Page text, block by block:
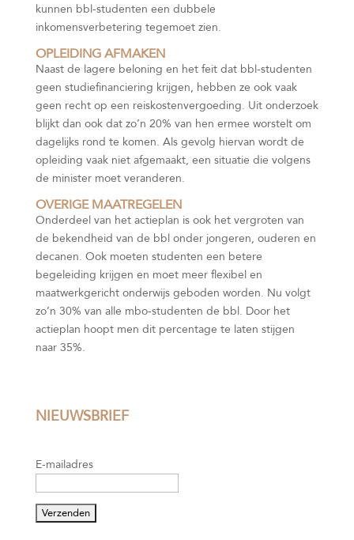
kunnen bbl-studenten een dubbele
inkomensverbetering tegemoet zien.
OPLEIDING AFMAKEN
Naast de lagere beloning en het feit dat bbl-studenten
geen studiefinanciering krijgen, hebben ze ook vaak
geen recht op een reiskostenvergoeding. Uit onderzoek
blijkt dan ook dat zo’n 20% van hen ermee worstelt om
dagelijks rond te komen. Als gevolg hiervan wordt de
opleiding vaak niet afgemaakt, een situatie die volgens
de minister moet veranderen.
OVERIGE MAATREGELEN
Onderdeel van het actieplan is ook het vergroten van
de bekendheid van de bbl onder jongeren, ouderen en
decanen. Ook moeten studenten een betere
begeleiding krijgen en moet meer flexibel en
maatwerkgericht onderwijs geboden worden. Nu volgt
zo’n 30% van alle mbo-studenten de bbl. Door het
actieplan hoopt men dit percentage te laten stijgen
naar 35%.
NIEUWSBRIEF
E-mailadres